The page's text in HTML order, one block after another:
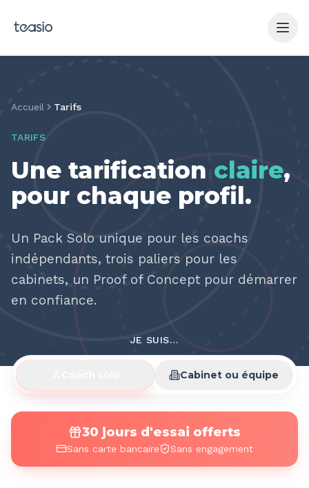
Accueil Tarifs
TARIFS
Une tarification claire,
pour chaque profil.
Un Pack Solo unique pour les coachs
indépendants, trois paliers pour les
cabinets, un Proof of Concept pour démarrer
en confiance.
JE SUIS…
Cabinet ou équipe
30 jours d'essai offerts
Sans carte bancaire Sans engagement